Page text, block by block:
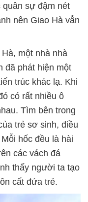
sự đậm nét
nên Giao Hà vẫn
một nhà nhà
đã phát hiện một
trúc khác lạ. Khi
có rất nhiều ô
Tìm bên trong
trẻ sơ sinh, điều
hốc đều là hài
các vách đá
thấy người ta tạo
cất đứa trẻ.